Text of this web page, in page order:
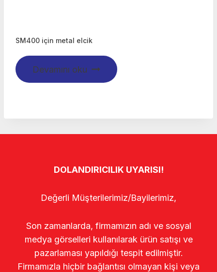
SM400 için metal elcik
Devamını oku
DOLANDIRICILIK UYARISI!
Değerli Müşterilerimiz/Bayilerimiz,
Son zamanlarda, firmamızın adı ve sosyal
medya görselleri kullanılarak ürün satışı ve
pazarlaması yapıldığı tespit edilmiştir.
Firmamızla hiçbir bağlantısı olmayan kişi veya